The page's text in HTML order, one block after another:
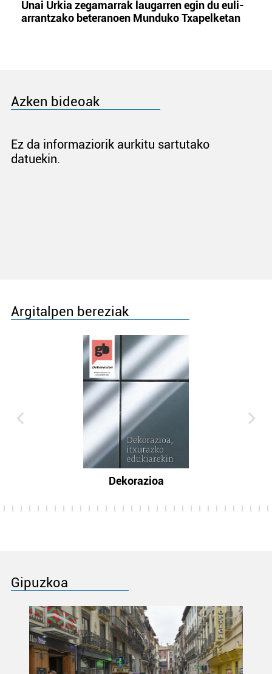
Unai Urkia zegamarrak laugarren egin du euli-
arrantzako beteranoen Munduko Txapelketan
Azken bideoak
Ez da informaziorik aurkitu sartutako
datuekin.
Argitalpen bereziak
Dekorazioa
Gipuzkoa